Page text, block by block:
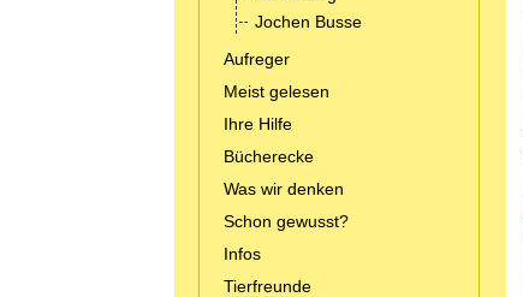
Jochen Busse
Aufreger
Meist gelesen
Ihre Hilfe
Bücherecke
Was wir denken
Schon gewusst?
Infos
Tierfreunde